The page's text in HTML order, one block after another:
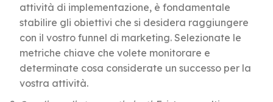
attività di implementazione, è fondamentale
stabilire gli obiettivi che si desidera raggiungere
con il vostro funnel di marketing. Selezionate le
metriche chiave che volete monitorare e
determinate cosa considerate un successo per la
vostra attività.